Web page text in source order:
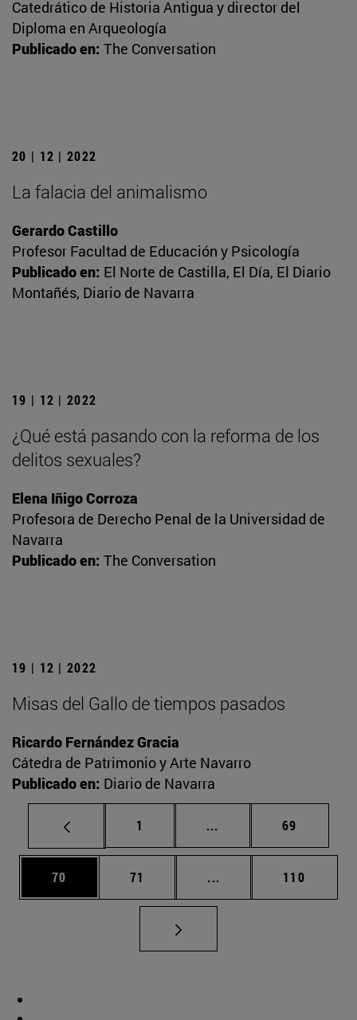
Catedrático de Historia Antigua y director del
Diploma en Arqueología
Publicado en: The Conversation
20 | 12 | 2022
La falacia del animalismo
Gerardo Castillo
Profesor Facultad de Educación y Psicología
Publicado en: El Norte de Castilla, El Día, El Diario
Montañés, Diario de Navarra
19 | 12 | 2022
¿Qué está pasando con la reforma de los
delitos sexuales?
Elena Iñigo Corroza
Profesora de Derecho Penal de la Universidad de
Navarra
Publicado en: The Conversation
19 | 12 | 2022
Misas del Gallo de tiempos pasados
Ricardo Fernández Gracia
Cátedra de Patrimonio y Arte Navarro
Publicado en: Diario de Navarra
Página
1 ... Páginas intermedias
Página
69
Página
70 Página
71 ... Páginas intermedias
Página
110